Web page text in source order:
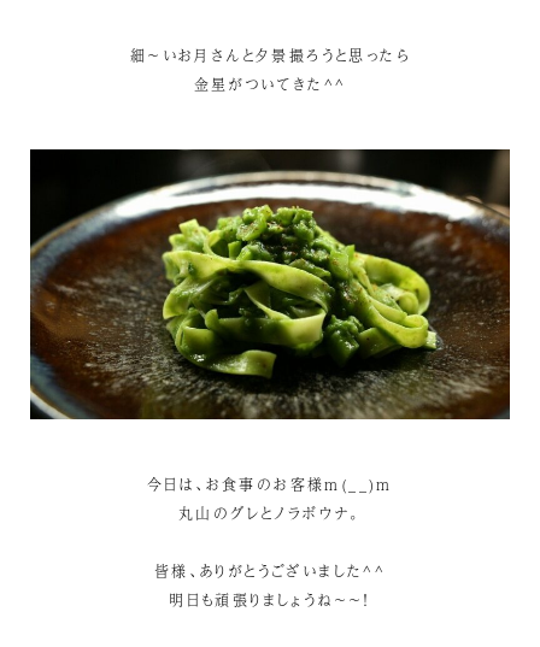
細～いお月さんと夕景撮ろうと思ったら
金星がついてきた^^
今日は、お食事のお客様m(__)m
丸山のグレとノラボウナ。
皆様、ありがとうございました^^
明日も頑張りましょうね～～！